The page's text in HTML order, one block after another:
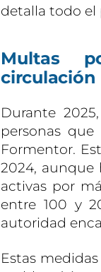
detalla todo el
Multas
circulación
Durante
personas
Formentor.
2024, aunque
activas por
entre 100 y
autoridad
Estas